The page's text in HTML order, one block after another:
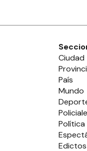
Ciudad
País
Mundo
Política
Edictos